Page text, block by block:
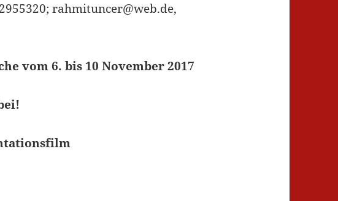
rahmituncer@web.de,
vom 6. bis 10 November 2017